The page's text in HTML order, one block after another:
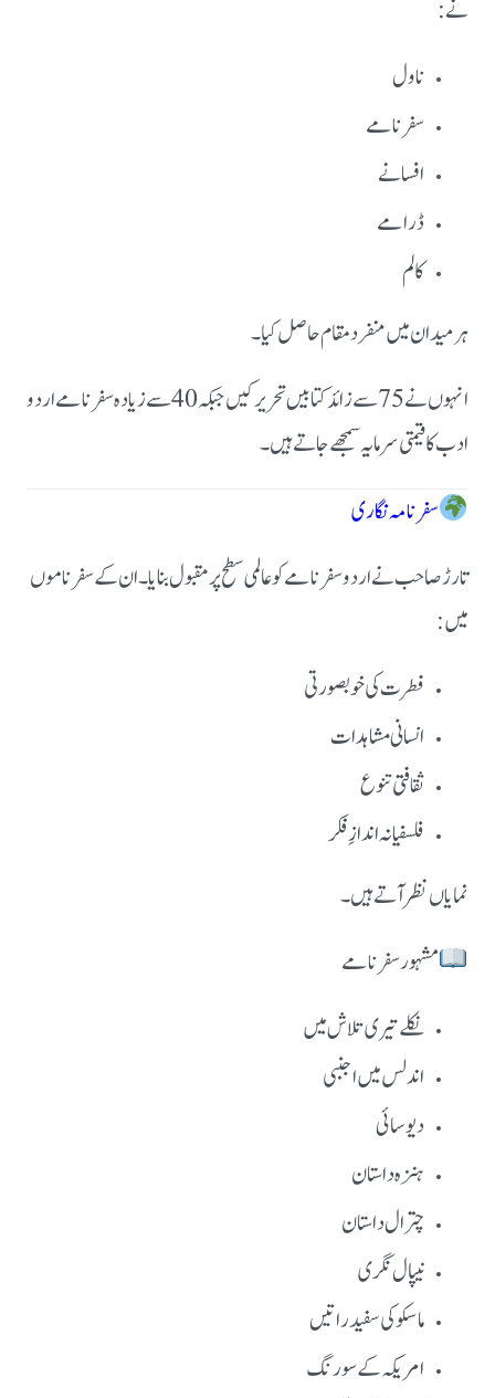
نے:
ناول
سفرنامے
افسانے
ڈرامے
کالم
ہر میدان میں منفرد مقام حاصل کیا۔
انہوں نے 75 سے زائد کتابیں تحریر کیں جبکہ 40 سے زیادہ سفرنامے اردو
ادب کا قیمتی سرمایہ سمجھے جاتے ہیں۔
سفرنامہ نگاری
تارڑ صاحب نے اردو سفرنامے کو عالمی سطح پر مقبول بنایا۔ ان کے سفرناموں
میں:
فطرت کی خوبصورتی
انسانی مشاہدات
ثقافتی تنوع
فلسفیانہ اندازِ فکر
نمایاں نظر آتے ہیں۔
مشہور سفرنامے
نکلے تیری تلاش میں
اندلس میں اجنبی
دیوسائی
ہنزہ داستان
چترال داستان
نیپال نگری
ماسکو کی سفید راتیں
امریکہ کے سو رنگ